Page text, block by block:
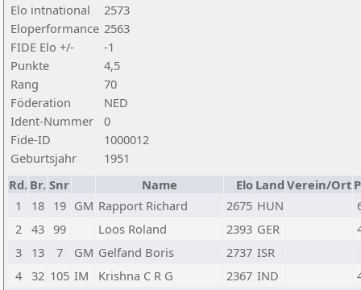
Elo intnational
2573
Eloperformance 2563
FIDE Elo +/-
-1
Punkte
4,5
Rang
70
Föderation
NED
Ident-Nummer
0
Fide-ID
1000012
Geburtsjahr
1951
Rd. Br. Snr Name Elo Land Verein/Ort
1
18 19 GM Rapport Richard 2675 HUN
2
43 99 Loos Roland 2393 GER
3
13 7 GM Gelfand Boris 2737 ISR
4
32 105 IM Krishna C R G 2367 IND